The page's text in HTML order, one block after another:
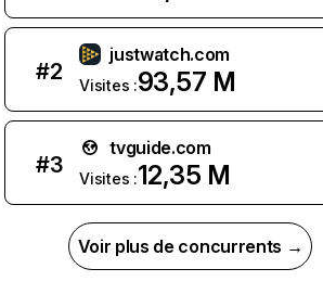
#2
justwatch.com
Visites :93,57 M
#3
tvguide.com
Visites :12,35 M
Voir plus de concurrents →